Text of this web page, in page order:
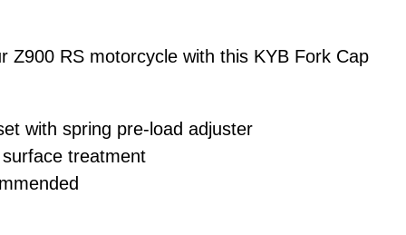
Z900 RS motorcycle with this KYB Fork Cap
with spring pre-load adjuster
treatment